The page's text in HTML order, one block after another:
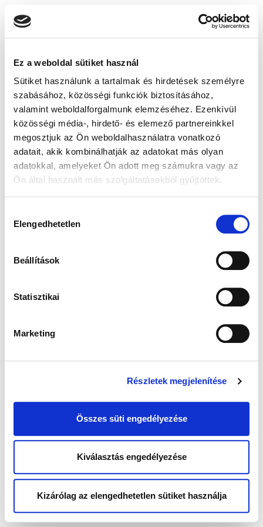
Ez a weboldal sütiket használ
Sütiket használunk a tartalmak és hirdetések személyre
szabásához, közösségi funkciók biztosításához,
valamint weboldalforgalmunk elemzéséhez. Ezenkívül
közösségi média-, hirdető- és elemező partnereinkkel
megosztjuk az Ön weboldalhasználatra vonatkozó
adatait, akik kombinálhatják az adatokat más olyan
adatokkal, amelyeket Ön adott meg számukra vagy az
Ön által használt más szolgáltatásokból gyűjtöttek.
kiválasztása
Elengedhetetlen
Beállítások
Statisztikai
Marketing
Részletek megjelenítése
Összes süti engedélyezése
Kiválasztás engedélyezése
Kizárólag az elengedhetetlen sütiket használja